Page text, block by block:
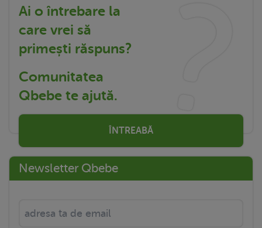
Ai o întrebare la
care vrei să
primești răspuns?
Comunitatea
Qbebe te ajută.
ÎNTREABĂ
Newsletter Qbebe